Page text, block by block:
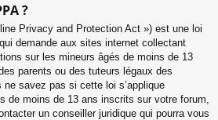
?
Privacy and Protection Act ») est une loi
demande aux sites internet collectant
sur les mineurs âgés de moins de 13
parents ou des tuteurs légaux des
savez pas si cette loi s’applique
de moins de 13 ans inscrits sur votre forum,
un conseiller juridique qui pourra vous